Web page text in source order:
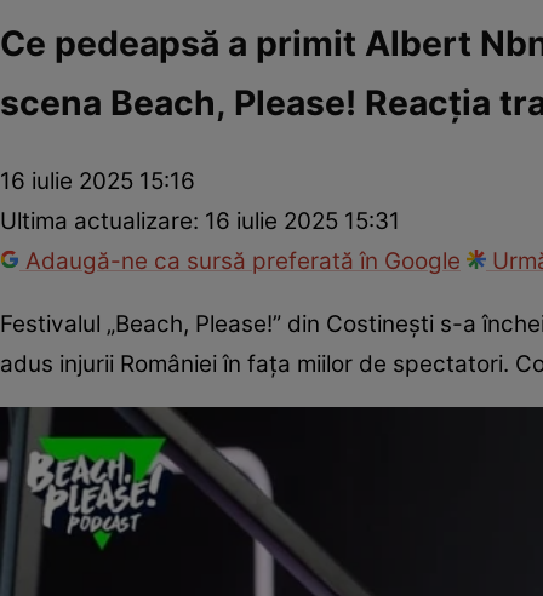
Ce pedeapsă a primit Albert
scena Beach, Please! Reacția
16 iulie 2025 15:16
Ultima actualizare: 16 iulie 2025 15:31
Adaugă-ne ca sursă preferată în Google
Festivalul „Beach, Please!” din Costinești s-a
adus injurii României în fața miilor de spectatori.